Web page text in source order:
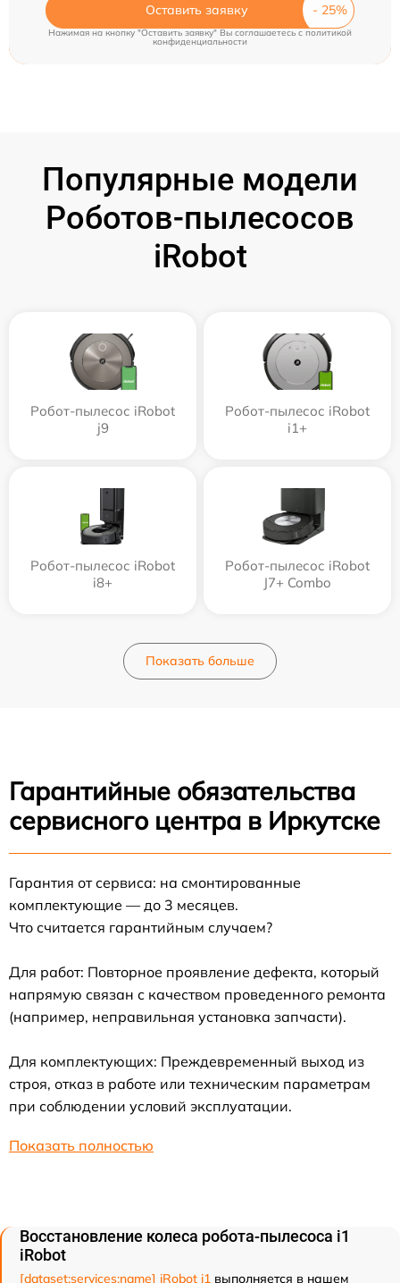
Оставить заявку
Нажимая на кнопку "Оставить заявку" Вы соглашаетесь cполитикой
конфиденциальности
Популярные модели
Роботов-пылесосов
iRobot
Робот-пылесос iRobot
j9
Робот-пылесос iRobot
i1+
Робот-пылесос iRobot
i8+
Робот-пылесос iRobot
J7+ Combo
Показать больше
Гарантийные обязательства
сервисного центра в Иркутске
Гарантия от сервиса: на смонтированные
комплектующие — до 3 месяцев.
Что считается гарантийным случаем?
Для работ: Повторное проявление дефекта, который
напрямую связан с качеством проведенного ремонта
(например, неправильная установка запчасти).
Для комплектующих: Преждевременный выход из
строя, отказ в работе или техническим параметрам
при соблюдении условий эксплуатации.
Показать полностью
Восстановление колеса робота-пылесоса i1
iRobot
[dataset:services:name] iRobot i1 выполняется в нашем